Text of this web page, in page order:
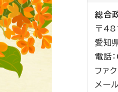
総合
〒
愛知
電話
ファ
メ